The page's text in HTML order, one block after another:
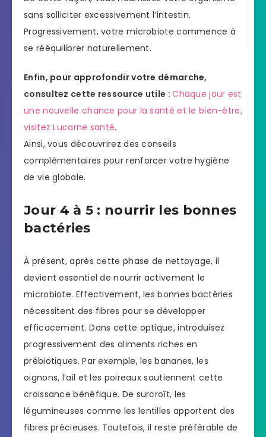
sans solliciter excessivement l’intestin.
Progressivement, votre microbiote commence à
se rééquilibrer naturellement.
Enfin, pour approfondir votre démarche,
consultez cette ressource utile :Chaque jour est
une nouvelle chance pour la santé et le bien-être,
visitez Lucarne santé.
Ainsi, vous découvrirez des conseils
complémentaires pour renforcer votre hygiène
de vie globale.
Jour 4 à 5 : nourrir les bonnes
bactéries
À présent, après cette phase de nettoyage, il
devient essentiel de nourrir activement le
microbiote. Effectivement, les bonnes bactéries
nécessitent des fibres pour se développer
efficacement. Dans cette optique, introduisez
progressivement des aliments riches en
prébiotiques. Par exemple, les bananes, les
oignons, l’ail et les poireaux soutiennent cette
croissance bénéfique. De surcroît, les
légumineuses comme les lentilles apportent des
fibres précieuses. Toutefois, il reste préférable de